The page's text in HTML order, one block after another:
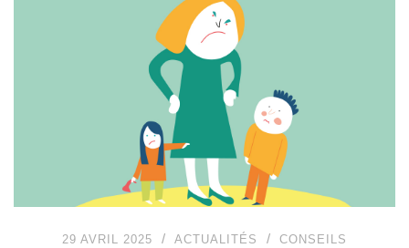
29 AVRIL 2025 ACTUALITÉS CONSEILS